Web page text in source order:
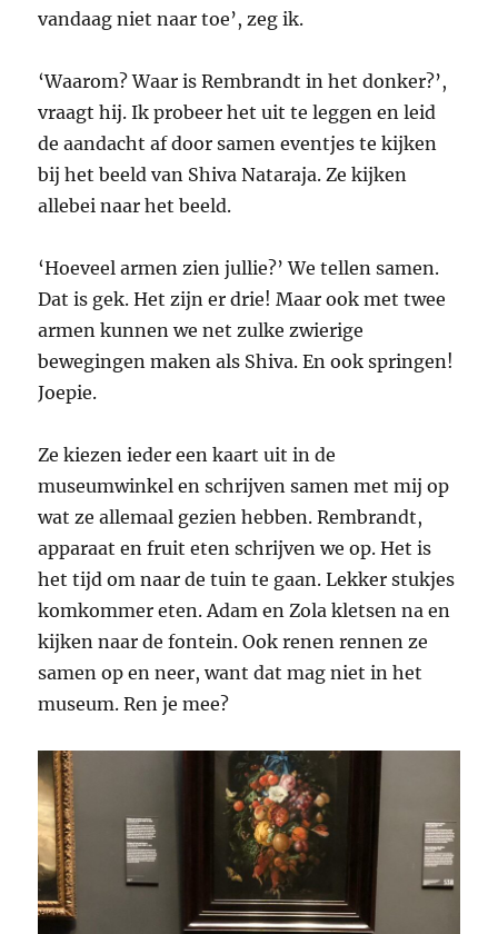
vandaag niet naar toe’, zeg ik.
‘Waarom? Waar is Rembrandt in het donker?’,
vraagt hij. Ik probeer het uit te leggen en leid
de aandacht af door samen eventjes te kijken
bij het beeld van Shiva Nataraja. Ze kijken
allebei naar het beeld.
‘Hoeveel armen zien jullie?’ We tellen samen.
Dat is gek. Het zijn er drie! Maar ook met twee
armen kunnen we net zulke zwierige
bewegingen maken als Shiva. En ook springen!
Joepie.
Ze kiezen ieder een kaart uit in de
museumwinkel en schrijven samen met mij op
wat ze allemaal gezien hebben. Rembrandt,
apparaat en fruit eten schrijven we op. Het is
het tijd om naar de tuin te gaan. Lekker stukjes
komkommer eten. Adam en Zola kletsen na en
kijken naar de fontein. Ook renen rennen ze
samen op en neer, want dat mag niet in het
museum. Ren je mee?